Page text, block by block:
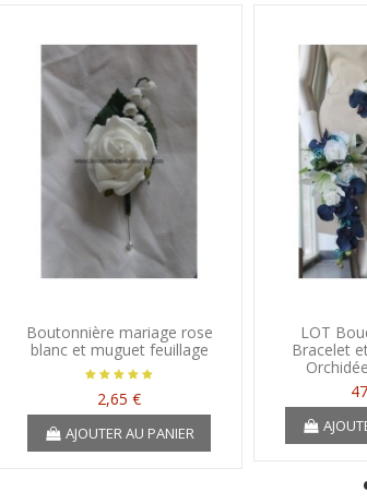
Boutonnière mariage rose
blanc et muguet feuillage
2,65 €
AJOUTER AU PANIER
LOT
Bracelet